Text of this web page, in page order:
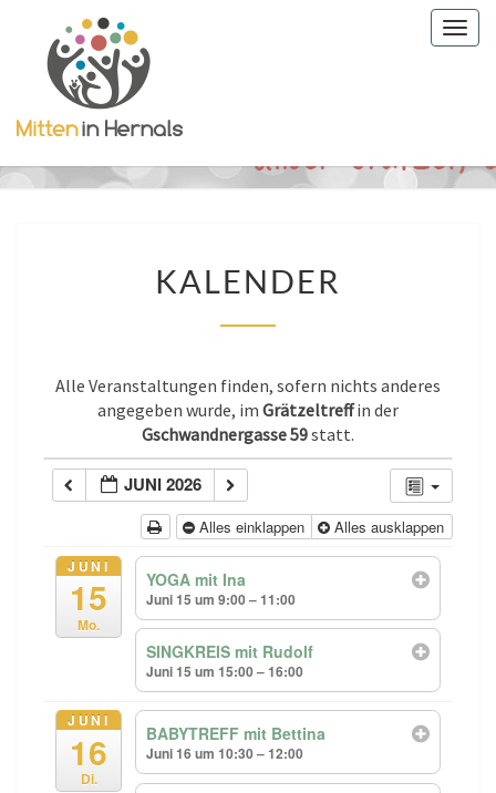
KALENDER
Alle Veranstaltungen finden, sofern nichts anderes
angegeben wurde, im Grätzeltreffin der
Gschwandnergasse 59statt.
JUNI 2026
Alles einklappen Alles ausklappen
JUNI
15
Mo.
YOGA mit Ina
Juni 15 um 9:00 – 11:00
SINGKREIS mit Rudolf
Juni 15 um 15:00 – 16:00
JUNI
16
Di.
BABYTREFF mit Bettina
Juni 16 um 10:30 – 12:00